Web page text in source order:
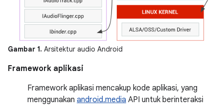
Gambar 1. Arsitektur audio Android
Framework aplikasi
Framework aplikasi mencakup kode aplikasi, yang
menggunakan android.media API untuk berinteraksi